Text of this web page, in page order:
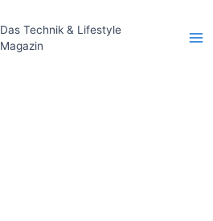
Das Technik & Lifestyle
Magazin